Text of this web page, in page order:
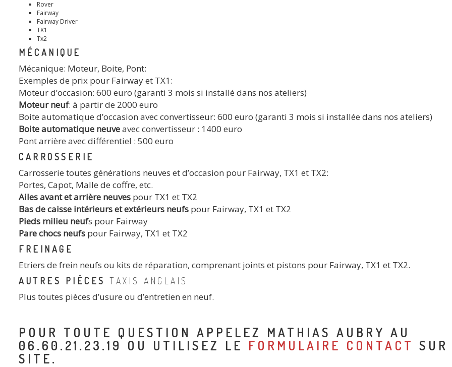
Rover
Fairway
Fairway Driver
TX1
Tx2
MÉCANIQUE
Mécanique: Moteur, Boite, Pont:
Exemples de prix pour Fairway et TX1:
Moteur d’occasion: 600 euro (garanti 3 mois si installé dans nos ateliers)
Moteur neuf: à partir de 2000 euro
Boite automatique d’occasion avec convertisseur: 600 euro (garanti 3 mois si installée dans nos ateliers)
Boite automatique neuveavec convertisseur : 1400 euro
Pont arrière avec différentiel : 500 euro
CARROSSERIE
Carrosserie toutes générations neuves et d’occasion pour Fairway, TX1 et TX2:
Portes, Capot, Malle de coffre, etc.
Ailes avant et arrière neuves pour TX1 et TX2
Bas de caisse intérieurs et extérieurs neufs pour Fairway, TX1 et TX2
Pieds milieu neufs pour Fairway
Pare chocs neufs pour Fairway, TX1 et TX2
FREINAGE
Etriers de frein neufs ou kits de réparation, comprenant joints et pistons pour Fairway, TX1 et TX2.
AUTRES PIÈCES TAXIS ANGLAIS
Plus toutes pièces d’usure ou d’entretien en neuf.
POUR TOUTE QUESTION APPELEZ MATHIAS AUBRY AU
06.60.21.23.19 OU UTILISEZ LE FORMULAIRE CONTACT
SITE.